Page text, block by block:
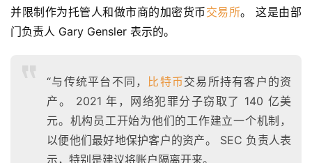
并限制作为托管人和做市商的加密货币交易所。 这是由部
门负责人 Gary Gensler 表示的。
“与传统平台不同， 比特币交易所持有客户的资
产。 2021 年，网络犯罪分子窃取了 140 亿美
元。机构员工开始为他们的工作建立一个机制，
以便他们最好地保护客户的资产。 SEC 负责人表
示，特别是建议将账户隔离开来。